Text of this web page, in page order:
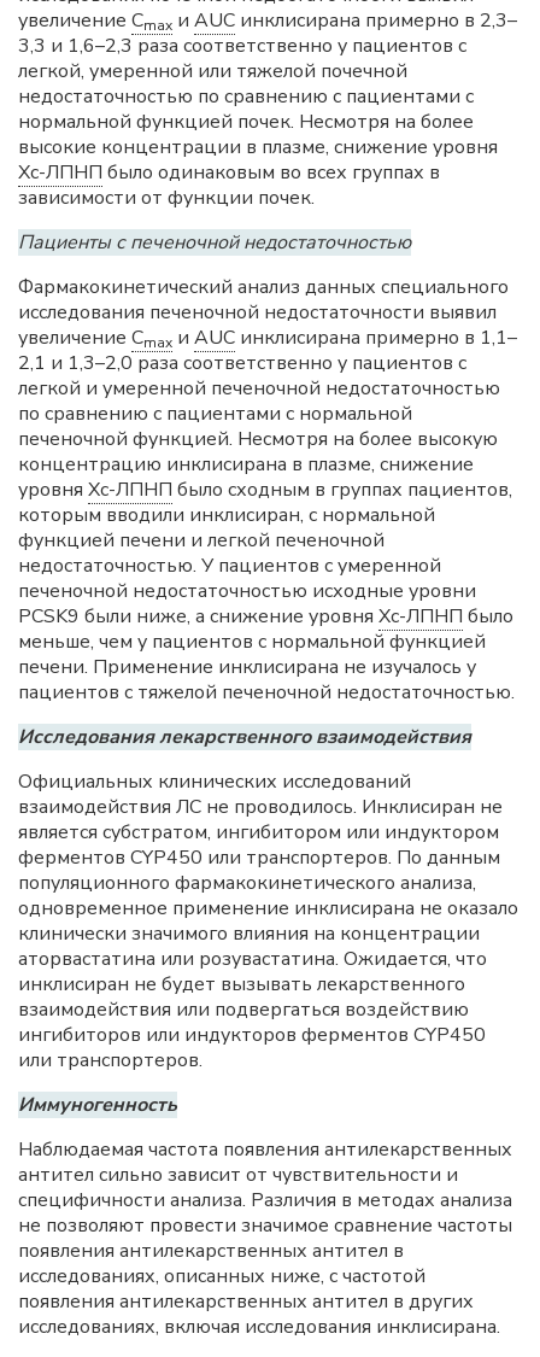
увеличение Cmax и AUC инклисирана примерно в 2,3–
3,3 и 1,6–2,3 раза соответственно у пациентов с
легкой, умеренной или тяжелой почечной
недостаточностью по сравнению с пациентами с
нормальной функцией почек. Несмотря на более
высокие концентрации в плазме, снижение уровня
Хс-ЛПНП было одинаковым во всех группах в
зависимости от функции почек.
Пациенты с печеночной недостаточностью
Фармакокинетический анализ данных специального
исследования печеночной недостаточности выявил
увеличение Cmax и AUC инклисирана примерно в 1,1–
2,1 и 1,3–2,0 раза соответственно у пациентов с
легкой и умеренной печеночной недостаточностью
по сравнению с пациентами с нормальной
печеночной функцией. Несмотря на более высокую
концентрацию инклисирана в плазме, снижение
уровня Хс-ЛПНП было сходным в группах пациентов,
которым вводили инклисиран, с нормальной
функцией печени и легкой печеночной
недостаточностью. У пациентов с умеренной
печеночной недостаточностью исходные уровни
PCSK9 были ниже, а снижение уровня Хс-ЛПНП было
меньше, чем у пациентов с нормальной функцией
печени. Применение инклисирана не изучалось у
пациентов с тяжелой печеночной недостаточностью.
Исследования лекарственного взаимодействия
Официальных клинических исследований
взаимодействия ЛС не проводилось. Инклисиран не
является субстратом, ингибитором или индуктором
ферментов CYP450 или транспортеров. По данным
популяционного фармакокинетического анализа,
одновременное применение инклисирана не оказало
клинически значимого влияния на концентрации
аторвастатина или розувастатина. Ожидается, что
инклисиран не будет вызывать лекарственного
взаимодействия или подвергаться воздействию
ингибиторов или индукторов ферментов CYP450
или транспортеров.
Иммуногенность
Наблюдаемая частота появления антилекарственных
антител сильно зависит от чувствительности и
специфичности анализа. Различия в методах анализа
не позволяют провести значимое сравнение частоты
появления антилекарственных антител в
исследованиях, описанных ниже, с частотой
появления антилекарственных антител в других
исследованиях, включая исследования инклисирана.